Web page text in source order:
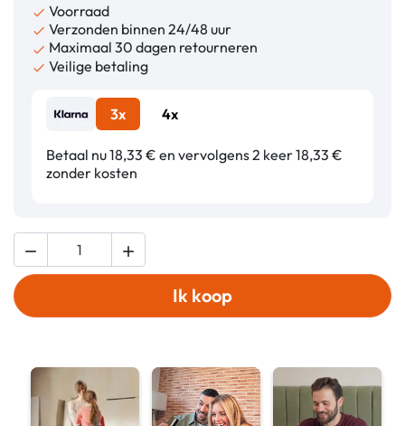
 Voorraad
 Verzonden binnen 24/48 uur
 Maximaal 30 dagen retourneren
 Veilige betaling
3x 4x
Betaal nu 18,33 € en vervolgens 2 keer 18,33 €
zonder kosten
 
Ik koop